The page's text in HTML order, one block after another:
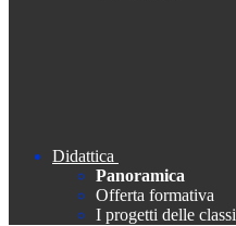
Didattica
Panoramica
Offerta formativa
I progetti delle classi